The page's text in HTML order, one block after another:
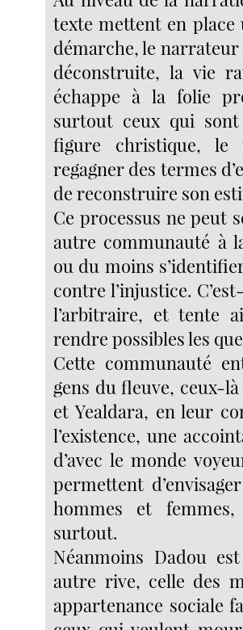
texte mettent en
démarche, le
déconstruite, la vie
échappe à la folie
surtout ceux qui
figure christique, le
regagner des termes
de reconstruire son
Ce processus ne peut
autre communauté à
ou du moins
contre l’injustice.
l’arbitraire, et tente
rendre possibles les
Cette communauté
gens du fleuve, ceux-
et Yealdara, en leur
l’existence, une
d’avec le monde
permettent
hommes et
surtout.
Néanmoins Dadou
autre rive, celle des
appartenance sociale